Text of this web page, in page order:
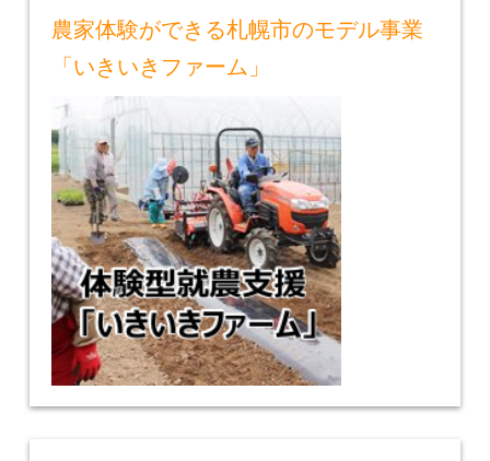
農家体験ができる札幌市のモデル事業
「いきいきファーム」